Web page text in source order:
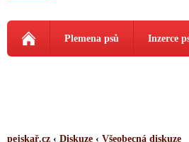
Plemena psů Inzerce
pejskař.cz ‹ Diskuze ‹ Všeobecná diskuze